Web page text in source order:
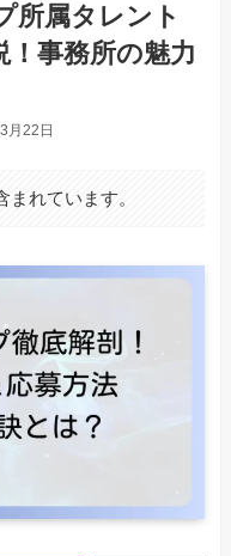
所属タレント
！事務所の魅力
月22日
れています。